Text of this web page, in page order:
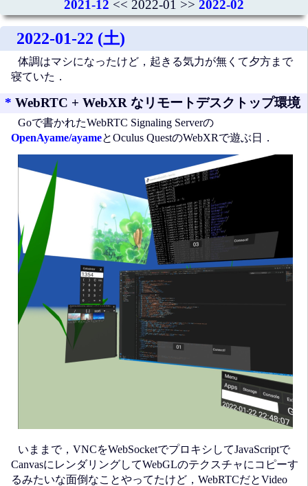
2021-12 << 2022-01 >> 2022-02
2022-01-22 (土)
体調はマシになったけど，起きる気力が無くて夕方まで
寝ていた．
* WebRTC + WebXR なリモートデスクトップ環境
Goで書かれたWebRTC Signaling Serverの
OpenAyame/ayameとOculus QuestのWebXRで遊ぶ日．
いままで，VNCをWebSocketでプロキシしてJavaScriptで
CanvasにレンダリングしてWebGLのテクスチャにコピーす
るみたいな面倒なことやってたけど，WebRTCだとVideo